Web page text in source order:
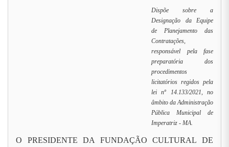
Dispõe sobre a
Designação da Equipe
de Planejamento das
Contratações,
responsável pela fase
preparatória dos
procedimentos
licitatórios regidos pela
lei nº 14.133/2021, no
âmbito da Administração
Pública Municipal de
Imperatriz - MA.
O PRESIDENTE DA FUNDAÇÃO CULTURAL DE